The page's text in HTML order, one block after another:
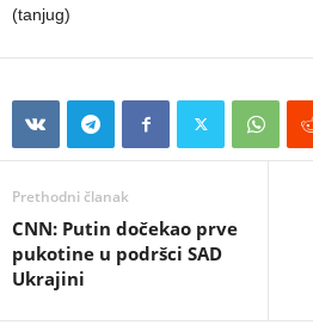
(tanjug)
Prethodni članak
CNN: Putin dočekao prve
pukotine u podršci SAD
Ukrajini